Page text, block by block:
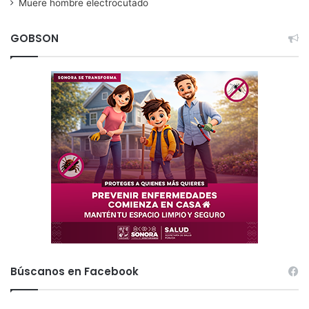
Muere hombre electrocutado
GOBSON
Búscanos en Facebook